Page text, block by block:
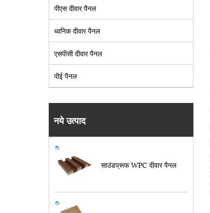
पीएस दीवार पैनल
ध्वनिक दीवार पैनल
एसपीसी दीवार पैनल
पीई पैनल
नये उत्पाद
साउंडप्रूफ WPC दीवार पैनल